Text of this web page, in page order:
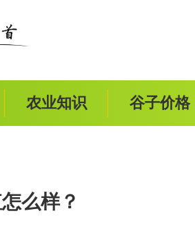
农业知识 谷子价格
么样？